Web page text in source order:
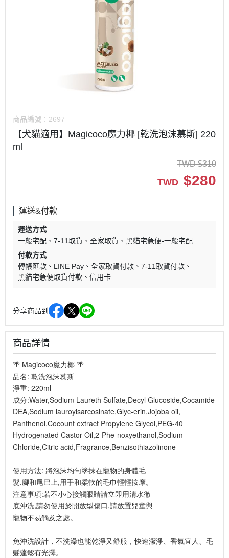
商品編號： 2697
【犬貓適用】Magicoco魔力椰 [乾洗泡沫慕斯] 220
ml
TWD $310
TWD $280
運送&付款
運送方式
一般宅配
7-11取貨 全家取貨
黑貓宅急便-一般宅配
付款方式
轉帳匯款
LINE Pay 全家取貨付款
7-11取貨付款
黑貓宅急便取貨付款
信用卡
分享商品到
商品詳情
🌴 Magicoco魔力椰 🌴
品名: 乾洗泡沫慕斯
淨重: 220ml
成分:Water,Sodium Laureth Sulfate,Decyl Glucoside,Cocamide
DEA,Sodium lauroylsarcosinate,Glyc-erin,Jojoba oil,
Panthenol,Cocount extract Propylene Glycol,PEG-40
Hydrogenated Castor Oil,2-Phe-noxyethanol,Sodium
Chloride,Citric acid,Fragrance,Benzisothiazolinone
使用方法: 將泡沫均勻塗抹在寵物的身體毛
髮.腳和尾巴上,用手和柔軟的毛巾輕輕按摩。
注意事項:若不小心接觸眼睛請立即用清水徹
底沖洗,請勿使用於開放型傷口,請放置兒童與
寵物不易觸及之處。
免沖洗設計，不洗澡也能乾淨又舒服，快速潔淨、香氣宜人、毛
髮蓬鬆有光澤。